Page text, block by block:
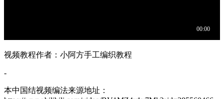
视频教程作者：小阿方手工编织教程
-
本中国结视频编法来源地址：